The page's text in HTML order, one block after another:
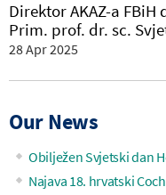
Direktor AKAZ-a
Prim. prof. dr. sc.
28 Apr 2025
Our News
Obilježen Svjetski dan
Najava 18. hrvatski